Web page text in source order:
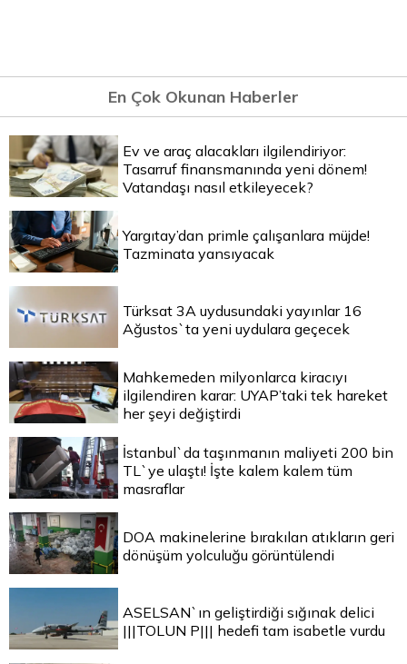
En Çok Okunan Haberler
Ev ve araç alacakları ilgilendiriyor:
Tasarruf finansmanında yeni dönem!
Vatandaşı nasıl etkileyecek?
Yargıtay’dan primle çalışanlara müjde!
Tazminata yansıyacak
Türksat 3A uydusundaki yayınlar 16
Ağustos`ta yeni uydulara geçecek
Mahkemeden milyonlarca kiracıyı
ilgilendiren karar: UYAP’taki tek hareket
her şeyi değiştirdi
İstanbul`da taşınmanın maliyeti 200 bin
TL`ye ulaştı! İşte kalem kalem tüm
masraflar
DOA makinelerine bırakılan atıkların geri
dönüşüm yolculuğu görüntülendi
ASELSAN`ın geliştirdiği sığınak delici
|||TOLUN P||| hedefi tam isabetle vurdu